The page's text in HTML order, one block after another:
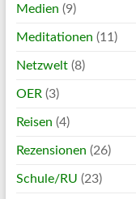
Medien (9)
Meditationen (11)
Netzwelt(8)
OER (3)
Reisen (4)
Rezensionen (26)
Schule/RU (23)